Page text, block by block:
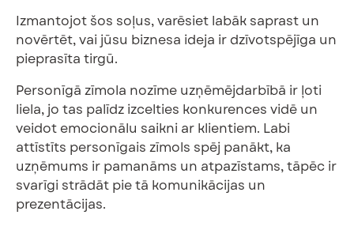
Izmantojot šos soļus, varēsiet labāk saprast un
novērtēt, vai jūsu biznesa ideja ir dzīvotspējīga un
pieprasīta tirgū.
Personīgā zīmola nozīme uzņēmējdarbībā ir ļoti
liela, jo tas palīdz izcelties konkurences vidē un
veidot emocionālu saikni ar klientiem. Labi
attīstīts personīgais zīmols spēj panākt, ka
uzņēmums ir pamanāms un atpazīstams, tāpēc ir
svarīgi strādāt pie tā komunikācijas un
prezentācijas.